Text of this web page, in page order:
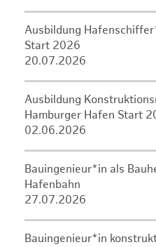
Ausbildung
Start 2026
20.07.2026
Ausbildung
Hamburger Hafen Start
02.06.2026
Bauingenieur*in als
Hafenbahn
27.07.2026
Bauingenieur*in